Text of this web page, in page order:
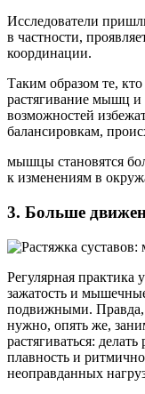
Исследователи
в частности,
координации.
Таким образом те,
растягивание мышц
возможностей
балансировкам,
мышцы становятся
к изменениям в
3. Больше
Регулярная практика
зажатость и
подвижными. Правда,
нужно, опять же,
растягиваться:
плавность и
неоправданных